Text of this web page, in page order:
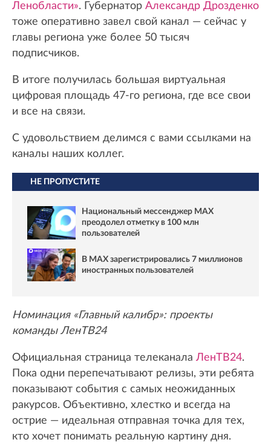
Ленобласти». Губернатор Александр Дрозденко
тоже оперативно завел свой канал — сейчас у
главы региона уже более 50 тысяч
подписчиков.
В итоге получилась большая виртуальная
цифровая площадь 47-го региона, где все свои
и все на связи.
С удовольствием делимся с вами ссылками на
каналы наших коллег.
НЕ ПРОПУСТИТЕ
Национальный мессенджер MAX
преодолел отметку в 100 млн
пользователей
В MAX зарегистрировались 7 миллионов
иностранных пользователей
Номинация «Главный калибр»: проекты
команды ЛенТВ24
Официальная страница телеканала ЛенТВ24.
Пока одни перепечатывают релизы, эти ребята
показывают события с самых неожиданных
ракурсов. Объективно, хлестко и всегда на
острие — идеальная отправная точка для тех,
кто хочет понимать реальную картину дня.